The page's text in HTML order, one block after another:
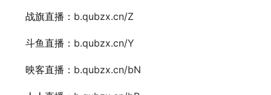
战旗直播： b.qubzx.cn/Z
斗鱼直播： b.qubzx.cn/Y
映客直播： b.qubzx.cn/bN